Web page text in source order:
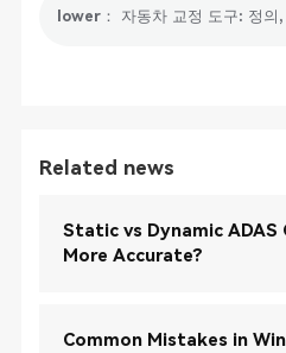
lower： 자동차 교정 도구: 정의
Related news
Static vs Dynamic ADAS
More Accurate?
Common Mistakes in